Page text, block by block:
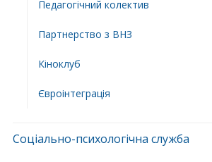
Педагогічний колектив
Партнерство з ВНЗ
Кіноклуб
Євроінтеграція
Соціально-психологічна служба